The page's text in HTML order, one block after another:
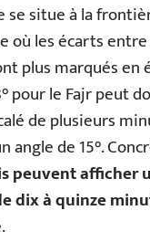
se situe à la
où les écarts
plus marqués en
pour le Fajr peut
de plusieurs
angle de 15°.
peuvent afficher
dix à quinze